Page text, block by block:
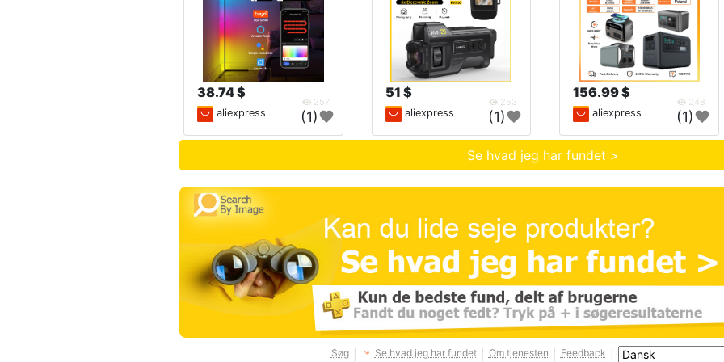
38.74 $
257
aliexpress (1)
51 $
253
aliexpress (1)
156.99 $
248
aliexpress (1)
Se hvad jeg har fundet >
Søg Se hvad jeg har fundet Om tjenesten Feedback